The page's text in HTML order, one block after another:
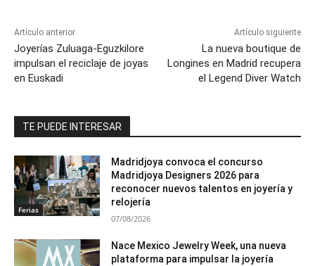
Artículo anterior
Joyerías Zuluaga-Eguzkilore
impulsan el reciclaje de joyas
en Euskadi
Artículo siguiente
La nueva boutique de
Longines en Madrid recupera
el Legend Diver Watch
TE PUEDE INTERESAR
Ferias
Madridjoya convoca el concurso
Madridjoya Designers 2026 para
reconocer nuevos talentos en joyería y
relojería
07/08/2026
Nace Mexico Jewelry Week, una nueva
plataforma para impulsar la joyería